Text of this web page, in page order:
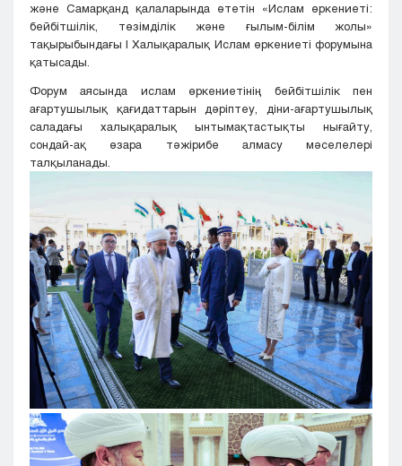
және Самарқанд қалаларында өтетін «Ислам өркениеті:
бейбітшілік, төзімділік және ғылым-білім жолы»
тақырыбындағы І Халықаралық Ислам өркениеті форумына
қатысады.
Форум аясында ислам өркениетінің бейбітшілік пен
ағартушылық қағидаттарын дәріптеу, діни-ағартушылық
саладағы халықаралық ынтымақтастықты нығайту,
сондай-ақ өзара тәжірибе алмасу мәселелері
талқыланады.